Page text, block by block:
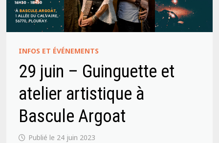
INFOS ET ÉVÉNEMENTS
29 juin – Guinguette et
atelier artistique à
Bascule Argoat
24 juin 2023